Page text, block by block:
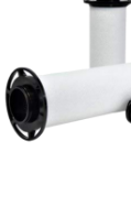
Быстрый